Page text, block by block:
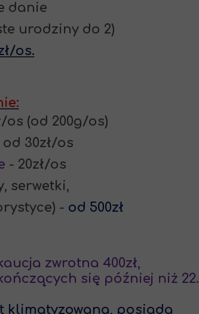
danie
urodziny do 2)
os.
os (od 200g/os)
od 30zł/os
- 20zł/os
serwetki,
- od 500zł
400zł,
później niż 22.
posiada